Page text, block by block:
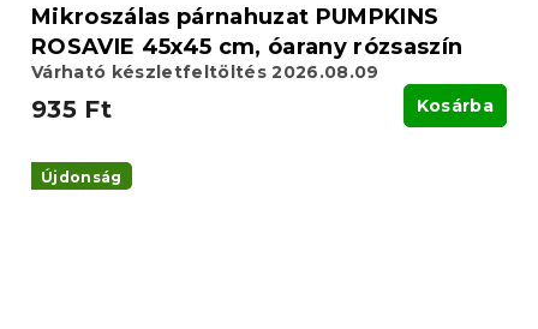
Mikroszálas párnahuzat PUMPKINS
ROSAVIE 45x45 cm, óarany rózsaszín
Várható készletfeltöltés 2026.08.09
935 Ft Kosárba
Újdonság